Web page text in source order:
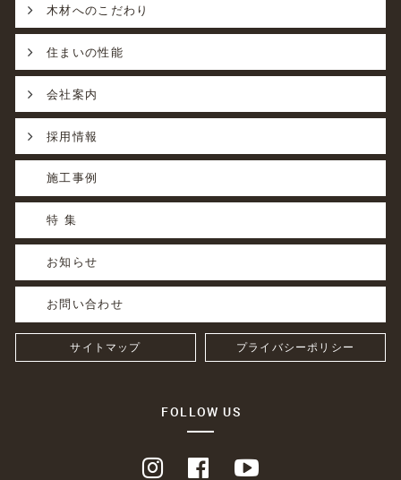
木材へのこだわり
住まいの性能
会社案内
採用情報
施工事例
特 集
お知らせ
お問い合わせ
サイトマップ プライバシーポリシー
FOLLOW US